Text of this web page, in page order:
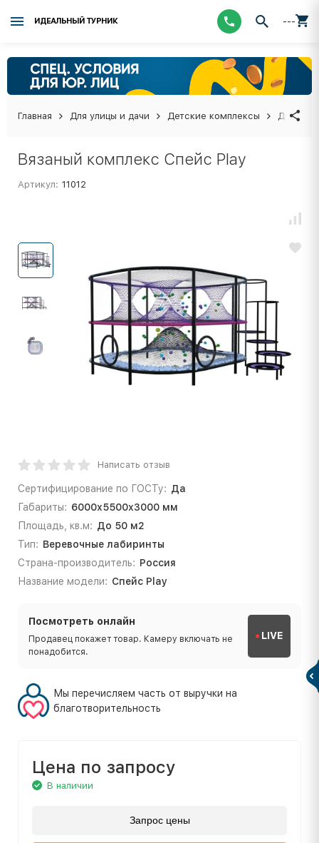
ИДЕАЛЬНЫЙ ТУРНИК ---
Главная Для улицы и дачи Детские комплексы
Вязаный комплекс Спейс Play
Артикул: 11012
Написать отзыв
Сертифицирование по ГОСТу: Да
Габариты: 6000х5500х3000 мм
Площадь, кв.м: До 50 м2
Тип: Веревочные лабиринты
Страна-производитель: Россия
Название модели: Спейс Play
Посмотреть онлайн
Продавец покажет товар. Камеру включать не
понадобится.
LIVE
Мы перечисляем часть от выручки на
благотворительность
Цена по запросу
В наличии
Запрос цены